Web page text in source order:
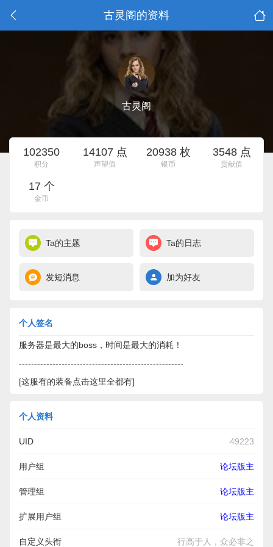
古灵阁的资料
古灵阁
102350
积分
14107 点
声望值
20938 枚
银币
3548 点
贡献值
17 个
金币
Ta的主题 Ta的日志
发短消息 加为好友
个人签名
服务器是最大的boss，时间是最大的消耗！
------------------------------------------------------
[这服有的装备点击这里全都有]
个人资料
UID 49223
用户组 论坛版主
管理组 论坛版主
扩展用户组 论坛版主
自定义头衔 行高于人，众必非之